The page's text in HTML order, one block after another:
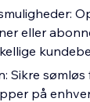
eller
Sikre
på